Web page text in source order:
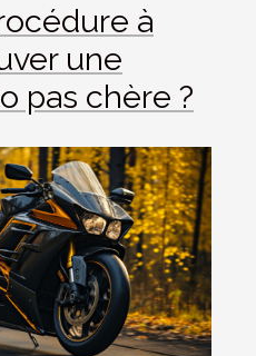
à
une
pas chère ?